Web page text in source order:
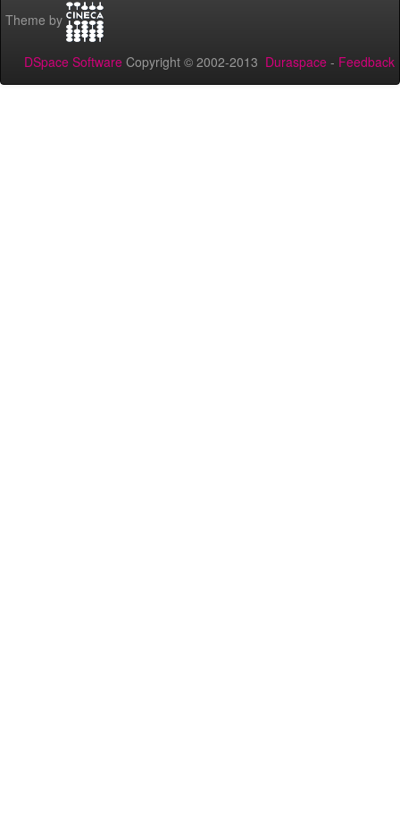
Theme by
DSpace Software Copyright © 2002-2013 Duraspace - Feedback